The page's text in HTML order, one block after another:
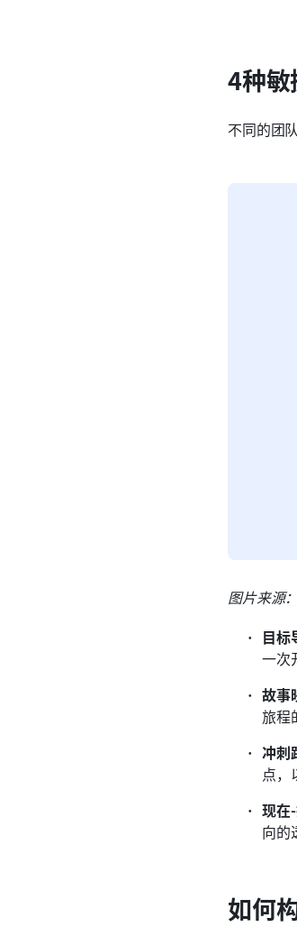
4种敏
不同的团
图片来源
目标
一次
故事
旅程
冲刺
点，
现在
向的
如何